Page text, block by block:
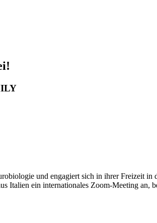
und engagiert sich in ihrer Freizeit
Italien ein internationales Zoom-Meeting an,